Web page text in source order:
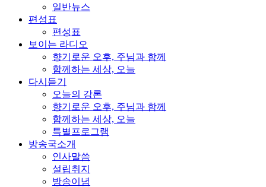
일반뉴스
편성표
편성표
보이는 라디오
향기로운 오후, 주님과 함께
함께하는 세상, 오늘
다시듣기
오늘의 강론
향기로운 오후, 주님과 함께
함께하는 세상, 오늘
특별프로그램
방송국소개
인사말씀
설립취지
방송이념